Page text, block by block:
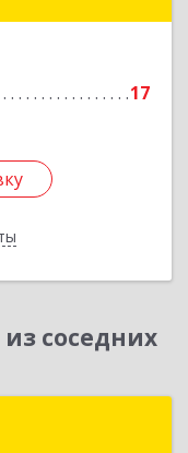
17
Подробнее
соседних